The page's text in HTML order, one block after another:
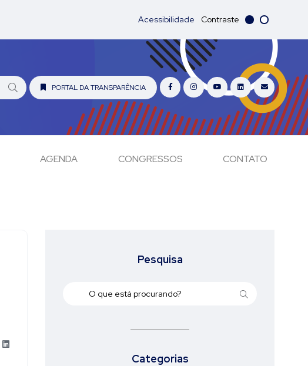
Acessibilidade Contraste
PORTAL DA TRANSPARÊNCIA
AGENDA CONGRESSOS CONTATO
Pesquisa
Categorias